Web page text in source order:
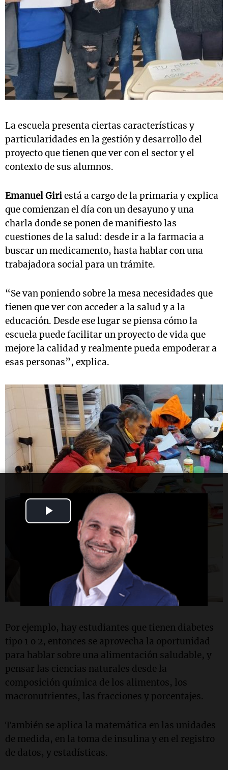
Play
Video
La escuela presenta ciertas características y
particularidades en la gestión y desarrollo del
proyecto que tienen que ver con el sector y el
contexto de sus alumnos.
Emanuel Giriestá a cargo de la primaria y explica
que comienzan el día con un desayuno y una
charla donde se ponen de manifiesto las
cuestiones de la salud: desde ir a la farmacia a
buscar un medicamento, hasta hablar con una
trabajadora social para un trámite.
“Se van poniendo sobre la mesa necesidades que
tienen que ver con acceder a la salud y a la
educación. Desde ese lugar se piensa cómo la
escuela puede facilitar un proyecto de vida que
mejore la calidad y realmente pueda empoderar a
esas personas”, explica.
Por ejemplo, hay estudiantes que tienen diabetes
tipo 1 o 2, entonces se aprovecha la oportunidad
para hablar sobre una alimentación saludable, y
pensar las ciencias naturales desde la
composición química de los alimentos, los
macronutrientes, las fracciones y porcentajes.
También se aplica la matemática en las unidades
de medida, en la toma de insulina y en el registro
de datos, y estadísticas.